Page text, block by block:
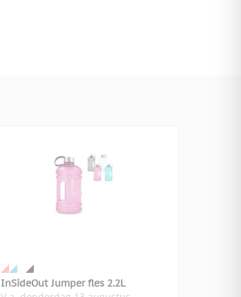
InSideOut Jumper fles 2.2L